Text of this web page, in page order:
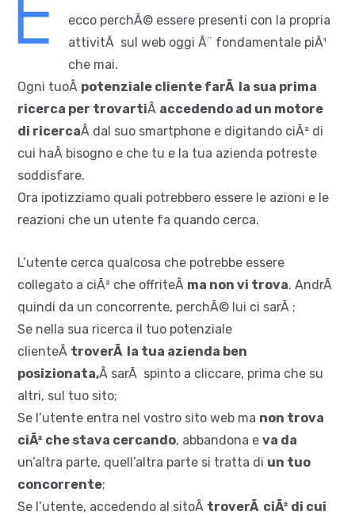
ecco perchÃ© essere presenti con la propria
attivitÃ sul web oggi Ã¨ fondamentale piÃ¹
che mai.
Ogni tuoÂ potenziale cliente farÃ la sua prima
ricerca per trovartiÂ accedendo ad un motore
di ricercaÂ dal suo smartphone e digitando ciÃ² di
cui haÂ bisogno e che tu e la tua azienda potreste
soddisfare.
Ora ipotizziamo quali potrebbero essere le azioni e le
reazioni che un utente fa quando cerca.
L’utente cerca qualcosa che potrebbe essere
collegato a ciÃ² che offriteÂ ma non vi trova. AndrÃ
quindi da un concorrente, perchÃ© lui ci sarÃ ;
Se nella sua ricerca il tuo potenziale
clienteÂ troverÃ la tua azienda ben
posizionata,Â sarÃ spinto a cliccare, prima che su
altri, sul tuo sito;
Se l’utente entra nel vostro sito web ma non trova
ciÃ² che stava cercando, abbandona e va da
un’altra parte, quell’altra parte si tratta di un tuo
concorrente;
Se l’utente, accedendo al sitoÂ troverÃ ciÃ² di cui